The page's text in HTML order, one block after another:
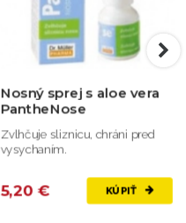
Nosný sprej s aloe vera
PantheNose
Zvlhčuje sliznicu, chráni pred
vysychaním.
5,20 € KÚPIŤ